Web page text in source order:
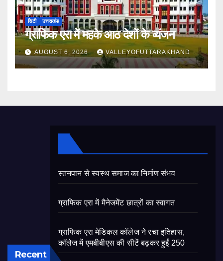
सिटी उत्तराखंड
ग्राफिक एरा में महके आठ देशों के व्यंजन
AUGUST 6, 2026 VALLEYOFUTTARAKHAND
Recent
स्तनपान से स्वस्थ समाज का निर्माण संभव
ग्राफिक एरा में मैनेजमेंट छात्रों का स्वागत
ग्राफिक एरा मेडिकल कॉलेज ने रचा इतिहास,
कॉलेज में एमबीबीएस की सीटें बढ़कर हुईं 250